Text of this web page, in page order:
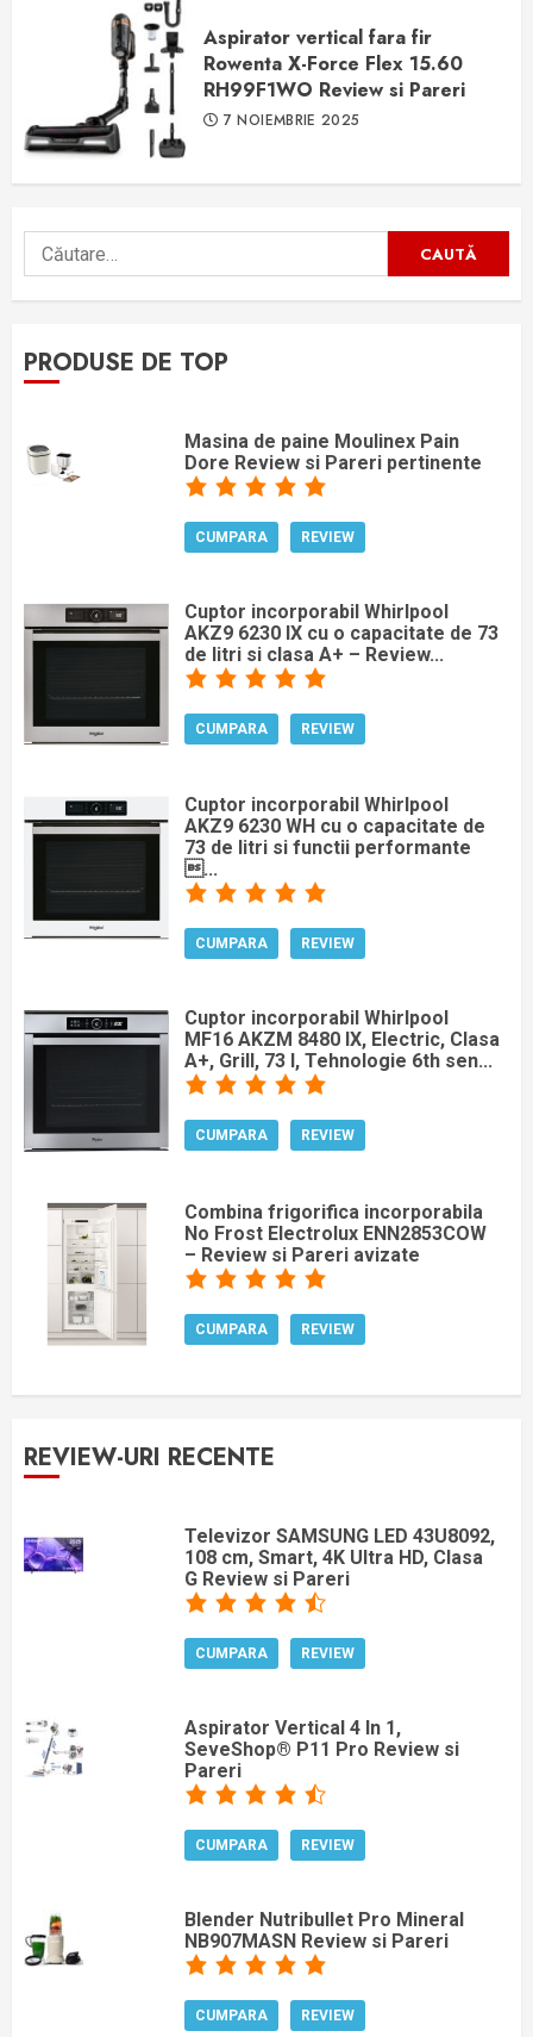
Aspirator vertical fara fir
Rowenta X-Force Flex 15.60
RH99F1WO Review si Pareri
7 NOIEMBRIE 2025
Caută
după:
PRODUSE DE TOP
Masina de paine Moulinex Pain
Dore Review si Pareri pertinente
CUMPARA REVIEW
Cuptor incorporabil Whirlpool
AKZ9 6230 IX cu o capacitate de 73
de litri si clasa A+ – Review...
CUMPARA REVIEW
Cuptor incorporabil Whirlpool
AKZ9 6230 WH cu o capacitate de
73 de litri si functii performante
...
CUMPARA REVIEW
Cuptor incorporabil Whirlpool
MF16 AKZM 8480 IX, Electric, Clasa
A+, Grill, 73 l, Tehnologie 6th sen...
CUMPARA REVIEW
Combina frigorifica incorporabila
No Frost Electrolux ENN2853COW
– Review si Pareri avizate
CUMPARA REVIEW
REVIEW-URI RECENTE
Televizor SAMSUNG LED 43U8092,
108 cm, Smart, 4K Ultra HD, Clasa
G Review si Pareri
CUMPARA REVIEW
Aspirator Vertical 4 In 1,
SeveShop® P11 Pro Review si
Pareri
CUMPARA REVIEW
Blender Nutribullet Pro Mineral
NB907MASN Review si Pareri
CUMPARA REVIEW